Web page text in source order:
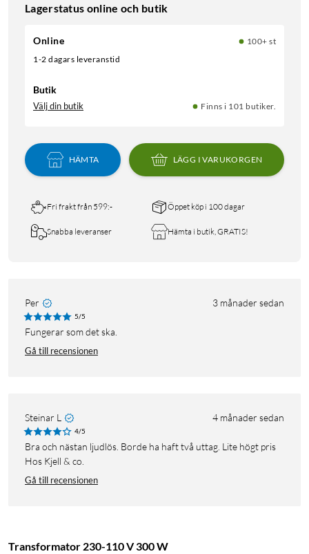
Lagerstatus online och butik
Online
100+ st
1-2 dagars leveranstid
Butik
Välj din butik Finns i 101 butiker.
HÄMTA LÄGG I VARUKORGEN
Fri frakt från 599:- Öppet köp i 100 dagar
Snabba leveranser Hämta i butik, GRATIS!
Per 3 månader sedan
5/5
Fungerar som det ska.
Gå till recensionen
Steinar L 4 månader sedan
4/5
Bra och nästan ljudlös. Borde ha haft två uttag. Lite högt pris
Hos Kjell & co.
Gå till recensionen
Transformator 230-110 V 300 W